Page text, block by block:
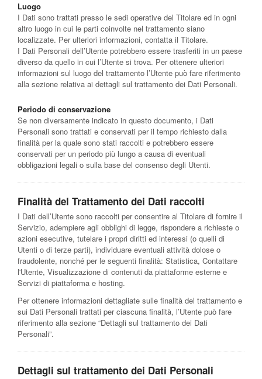
Luogo
I Dati sono trattati presso le sedi operative del Titolare ed in ogni
altro luogo in cui le parti coinvolte nel trattamento siano
localizzate. Per ulteriori informazioni, contatta il Titolare.
I Dati Personali dell’Utente potrebbero essere trasferiti in un paese
diverso da quello in cui l’Utente si trova. Per ottenere ulteriori
informazioni sul luogo del trattamento l’Utente può fare riferimento
alla sezione relativa ai dettagli sul trattamento dei Dati Personali.
Periodo di conservazione
Se non diversamente indicato in questo documento, i Dati
Personali sono trattati e conservati per il tempo richiesto dalla
finalità per la quale sono stati raccolti e potrebbero essere
conservati per un periodo più lungo a causa di eventuali
obbligazioni legali o sulla base del consenso degli Utenti.
Finalità del Trattamento dei Dati raccolti
I Dati dell’Utente sono raccolti per consentire al Titolare di fornire il
Servizio, adempiere agli obblighi di legge, rispondere a richieste o
azioni esecutive, tutelare i propri diritti ed interessi (o quelli di
Utenti o di terze parti), individuare eventuali attività dolose o
fraudolente, nonché per le seguenti finalità: Statistica, Contattare
l'Utente, Visualizzazione di contenuti da piattaforme esterne e
Servizi di piattaforma e hosting.
Per ottenere informazioni dettagliate sulle finalità del trattamento e
sui Dati Personali trattati per ciascuna finalità, l’Utente può fare
riferimento alla sezione “Dettagli sul trattamento dei Dati
Personali”.
Dettagli sul trattamento dei Dati Personali